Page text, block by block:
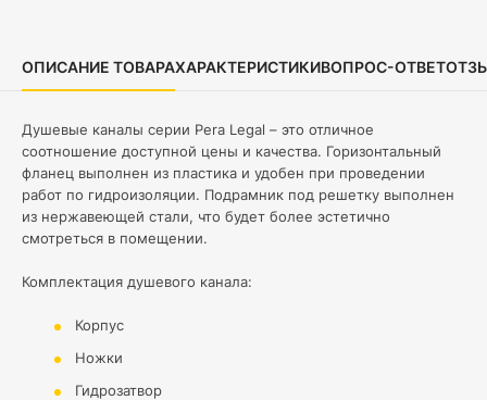
ОПИСАНИЕ ТОВАРАХАРАКТЕРИСТИКИВОПРОС-ОТВЕТ
Душевые каналы серии Pera Legal – это отличное
соотношение доступной цены и качества. Горизонтальный
фланец выполнен из пластика и удобен при проведении
работ по гидроизоляции. Подрамник под решетку выполнен
из нержавеющей стали, что будет более эстетично
смотреться в помещении.
Комплектация душевого канала:
Корпус
Ножки
Гидрозатвор